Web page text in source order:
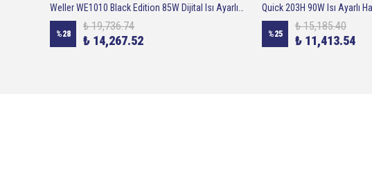
Weller WE1010 Black Edition 85W Dijital Isı Ayarlı Havya T0053298392
%28
₺ 19,736.74
₺ 14,267.52 %25
₺ 15,185.40
₺ 11,413.54